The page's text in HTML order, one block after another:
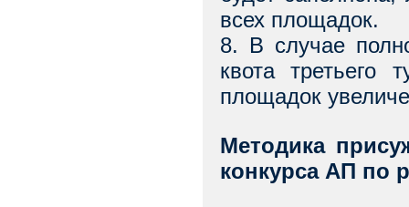
всех площадок.
8. В случае
квота
площадок
Методика
конкурса АП по